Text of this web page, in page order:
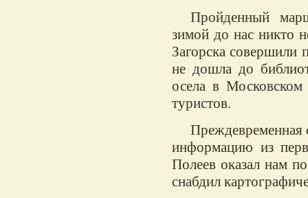
Пройденный
зимой до нас никто
Загорска
не дошла до
осела в
туристов.
Преждевременная
информацию из
Полеев оказал нам
снабдил